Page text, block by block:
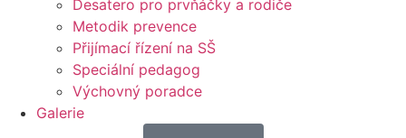
Desatero pro prvňáčky a rodiče
Metodik prevence
Přijímací řízení na SŠ
Speciální pedagog
Výchovný poradce
Galerie